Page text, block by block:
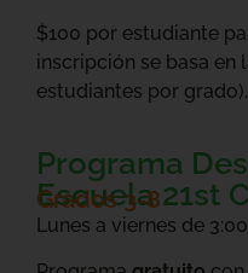
$100 por estudiante
inscripción se basa en
estudiantes por grado).
Programa
Escuela 21st
Grados 3-8
Lunes a viernes de